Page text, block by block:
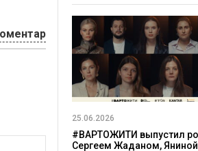
25.06.2026
#ВАРТОЖИТИ выпустил
Сергеем Жаданом, Яниной